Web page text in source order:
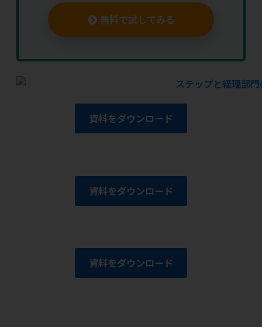
無料で試してみる
資料をダウンロード
資料をダウンロード
資料をダウンロード